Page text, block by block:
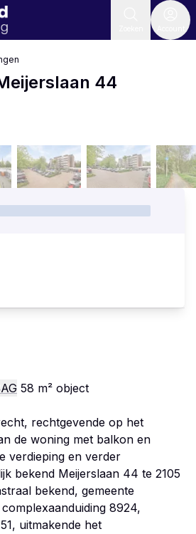
44
58 m² object
rechtgevende op het
de woning met balkon en
verdieping en verder
bekend Meijerslaan 44 te 2105
bekend, gemeente
8924,
uitmakende het